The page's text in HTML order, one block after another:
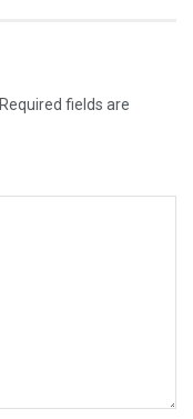
Required fields are